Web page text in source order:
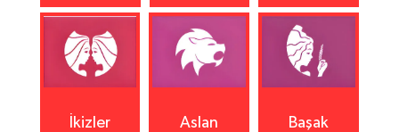
İkizler Aslan Başak